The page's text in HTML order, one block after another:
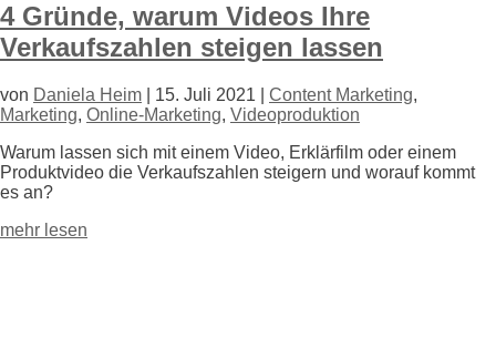
4 Gründe, warum Videos Ihre
Verkaufszahlen steigen lassen
von Daniela Heim 15. Juli 2021 Content Marketing,
Marketing, Online-Marketing, Videoproduktion
Warum lassen sich mit einem Video, Erklärfilm oder einem
Produktvideo die Verkaufszahlen steigern und worauf kommt
es an?
mehr lesen